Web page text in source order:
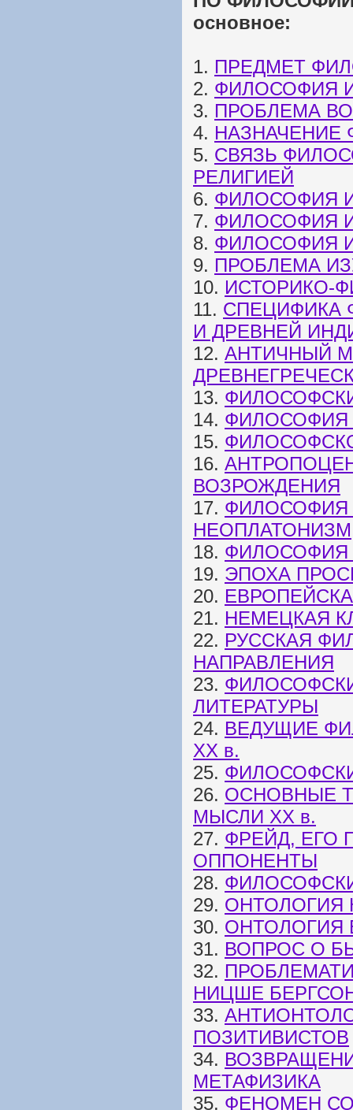
основное:
1. ПРЕДМЕТ
2. ФИЛОСОФИЯ
3. ПРОБЛЕМА
4. НАЗНАЧЕНИЕ
5. СВЯЗЬ
РЕЛИГИЕЙ
6. ФИЛОСОФИЯ
7. ФИЛОСОФИЯ
8. ФИЛОСОФИЯ
9. ПРОБЛЕМА
10. ИСТОРИКО-
11. СПЕЦИФИКА
И ДРЕВНЕЙ
12. АНТИЧНЫЙ
13.
14. ФИЛОСОФИЯ
15.
16.
ВОЗРОЖДЕНИЯ
17. ФИЛОСОФИЯ
18. ФИЛОСОФИЯ
19. ЭПОХА
20.
21. НЕМЕЦКАЯ
22. РУССКАЯ
НАПРАВЛЕНИЯ
23.
ЛИТЕРАТУРЫ
24. ВЕДУЩИЕ
ХХ в.
25.
26. ОСНОВНЫЕ
МЫСЛИ XX в.
27. ФРЕЙД, ЕГО
ОППОНЕНТЫ
28.
29. ОНТОЛОГИЯ
30. ОНТОЛОГИЯ
31. ВОПРОС О
32.
НИЦШЕ
33.
ПОЗИТИВИСТОВ
34.
МЕТАФИЗИКА
35. ФЕНОМЕН